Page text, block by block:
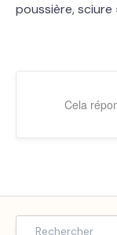
poussière, sciure
Cela